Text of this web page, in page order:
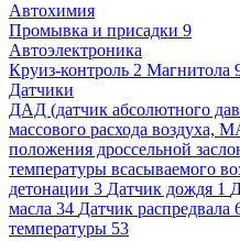
Автохимия
Промывка и присадки 9
Автоэлектроника
Круиз-контроль 2 Магнитола
Датчики
ДАД (датчик абсолютного
массового расхода воздуха,
положения дроссельной
температуры всасываемого
детонации 3 Датчик дождя 1
масла 34 Датчик распредвала
температуры 53